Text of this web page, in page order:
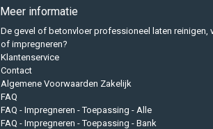
Meer informatie
De gevel of betonvloer professioneel laten reinigen,
of impregneren?
Klantenservice
Contact
Algemene Voorwaarden Zakelijk
FAQ
FAQ - Impregneren - Toepassing - Alle
FAQ - Impregneren - Toepassing - Bank